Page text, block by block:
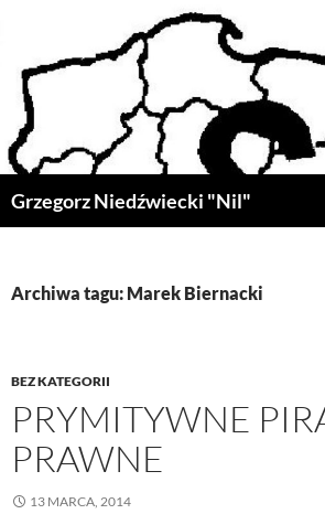
treści
Grzegorz Niedźwiecki "Nil"
Archiwa tagu: Marek Biernacki
BEZ KATEGORII
PRYMITYWNE
PRAWNE
13 MARCA, 2014